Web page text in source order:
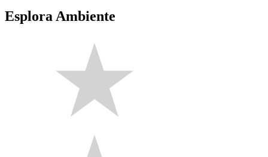
Esplora Ambiente